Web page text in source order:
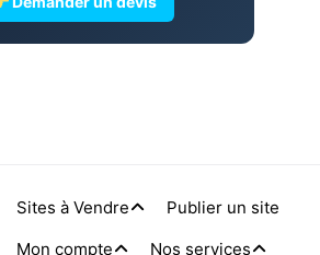
Sites à Vendre
Publier un site
Mon compte
Nos services